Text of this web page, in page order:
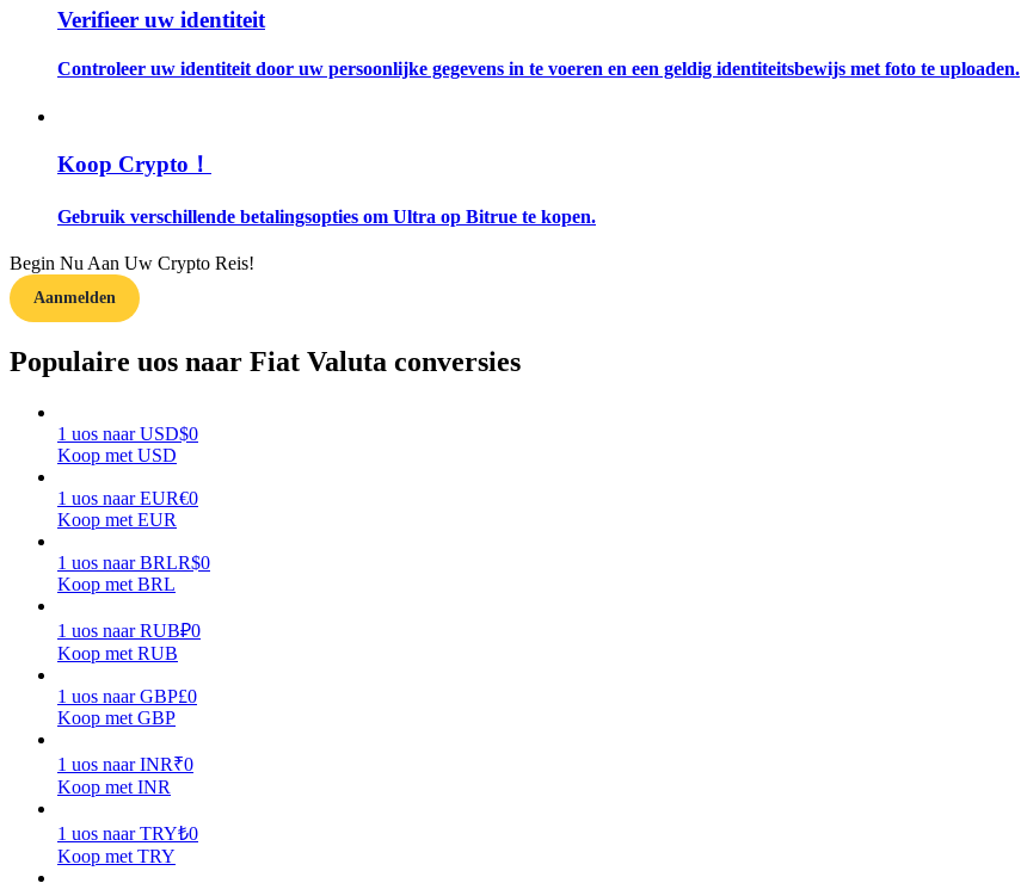
Informatie
Big data-analyse inclusief handelsinformatie, enz.
Gids
Handelsstrategieën
Leer hoe u winstgevend kunt blijven
Verdienen
Verifieer uw identiteit
Controleer uw identiteit door uw persoonlijke gegevens in te voeren en een geldig identiteitsbewijs met foto te uploaden.
Koop Crypto！
Gebruik verschillende betalingsopties om Ultra op Bitrue te kopen.
Begin Nu Aan Uw Crypto Reis!
Aanmelden
Populaire uos naar Fiat Valuta conversies
1 uos naar USD$0
Koop met USD
1 uos naar EUR€0
Koop met EUR
1 uos naar BRLR$0
Koop met BRL
1 uos naar RUB₽0
Koop met RUB
1 uos naar GBP£0
Koop met GBP
1 uos naar INR₹0
Koop met INR
1 uos naar TRY₺0
Koop met TRY